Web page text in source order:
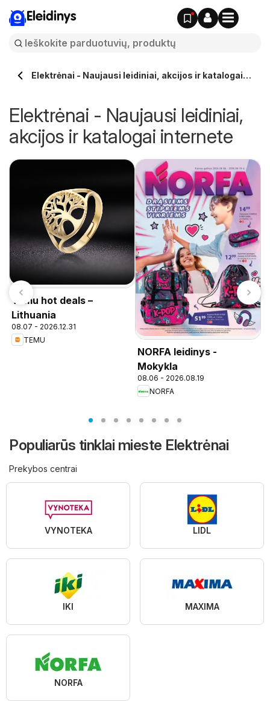
Eleidinys
Elektrėnai - Naujausi leidiniai, akcijos ir katalogai
Elektrėnai - Naujausi leidiniai,
akcijos ir katalogai internete
Temu hot deals –
Lithuania
08.07 - 2026.12.31
TEMU
NORFA leidinys -
Mokykla
08.06 - 2026.08.19
NORFA
Populiarūs tinklai mieste Elektrėnai
Prekybos centrai
VYNOTEKA LIDL
IKI MAXIMA
NORFA